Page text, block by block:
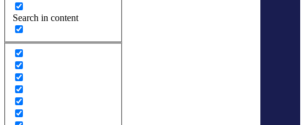
Search in content